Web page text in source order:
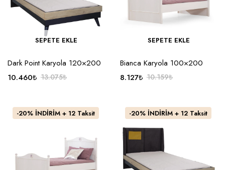
SEPETE EKLE
Dark Point Karyola 120×200
13.075₺
13.075₺.
10.460₺
fiyat:
10.460₺.
SEPETE EKLE
Bianca Karyola 100×200
10.159₺
10.159₺.
8.127₺
fiyat:
8.127₺.
-20% İNDİRİM + 12 Taksit -20% İNDİRİM + 12 Taksit